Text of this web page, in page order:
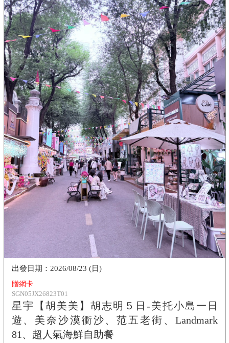
贈網卡
SGN05JX26823T01
星宇【胡美美】胡志明５日-美托小島一日
遊、美奈沙漠衝沙、范五老街、Landmark
81、超人氣海鮮自助餐
2026/08/23 (日)